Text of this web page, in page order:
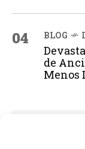
04 BLOG
de
Menos